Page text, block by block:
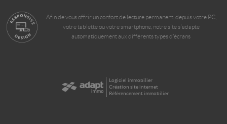
Afin de vous offrir un confort de lecture permanent, depuis votre PC,
votre tablette ou votre smartphone, notre site s'adapte
automatiquement aux différents types d'écrans
Logiciel immobilier
Création site internet
Référencement immobilier